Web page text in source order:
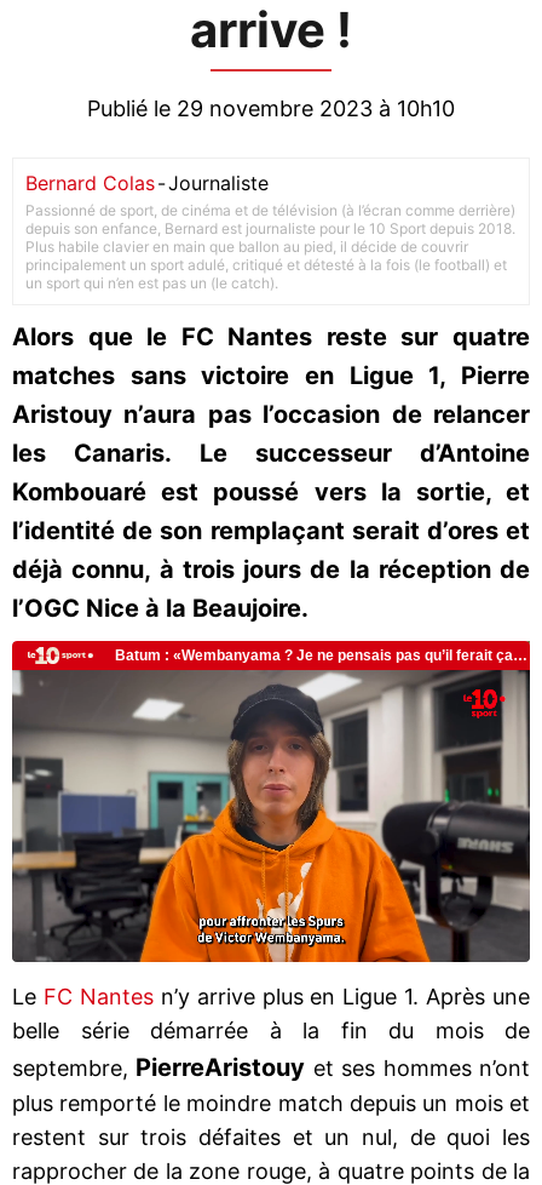
arrive !
Publié le 29 novembre 2023 à 10h10
Bernard Colas-Journaliste
Passionné de sport, de cinéma et de télévision (à l’écran comme derrière)
depuis son enfance, Bernard est journaliste pour le 10 Sport depuis 2018.
Plus habile clavier en main que ballon au pied, il décide de couvrir
principalement un sport adulé, critiqué et détesté à la fois (le football) et
un sport qui n’en est pas un (le catch).
Alors que le FC Nantes reste sur quatre
matches sans victoire en Ligue 1, Pierre
Aristouy n’aura pas l’occasion de relancer
les Canaris. Le successeur d’Antoine
Kombouaré est poussé vers la sortie, et
l’identité de son remplaçant serait d’ores et
déjà connu, à trois jours de la réception de
l’OGC Nice à la Beaujoire.
Le FC Nantesn’y arrive plus en Ligue 1. Après une
belle série démarrée à la fin du mois de
septembre, PierreAristouy et ses hommes n’ont
plus remporté le moindre match depuis un mois et
restent sur trois défaites et un nul, de quoi les
rapprocher de la zone rouge, à quatre points de la